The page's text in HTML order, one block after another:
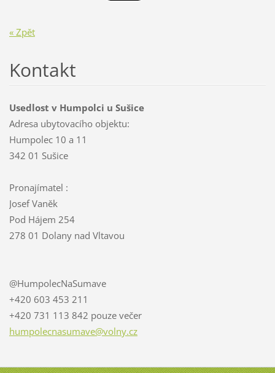
« Zpět
Kontakt
Usedlost v Humpolci u Sušice
Adresa ubytovacího objektu:
Humpolec 10 a 11
342 01 Sušice
Pronajímatel :
Josef Vaněk
Pod Hájem 254
278 01 Dolany nad Vltavou
@HumpolecNaSumave
+420 603 453 211
+420 731 113 842 pouze večer
humpolecnasumave@volny.cz